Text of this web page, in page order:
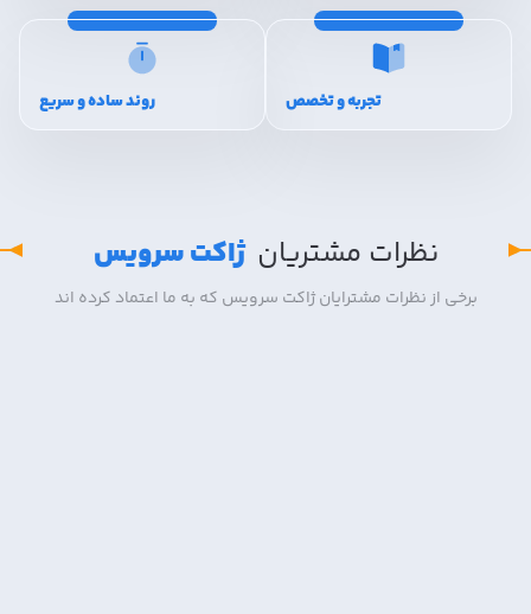
تجربه و تخصص روند ساده و سریع
نظرات مشتریانژاکت سرویس
برخی از نظرات مشترایان ژاکت سرویس که به ما اعتماد کرده اند